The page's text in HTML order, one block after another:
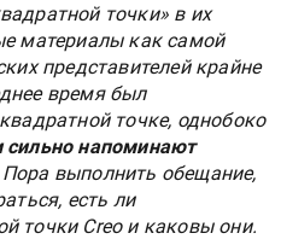
точки» в их
материалы как самой
представителей крайне
время был
точке, однобоко
сильно напоминают
выполнить обещание,
есть ли
точки Creo и каковы они.